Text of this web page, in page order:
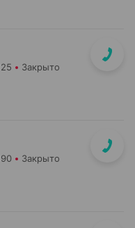
Закрыто
Закрыто